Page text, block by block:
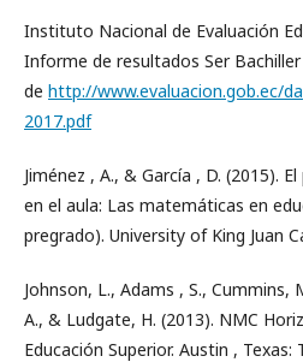
Instituto Nacional de Evaluación
Informe de resultados Ser
de http://www.evaluacion.gob.ec/
2017.pdf
Jiménez , A., & García , D. (2015).
en el aula: Las matemáticas en
pregrado). University of King Juan
Johnson, L., Adams , S., Cummins,
A., & Ludgate, H. (2013). NMC
Educación Superior. Austin , Texas: